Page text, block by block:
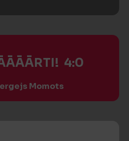
4:0
Momots